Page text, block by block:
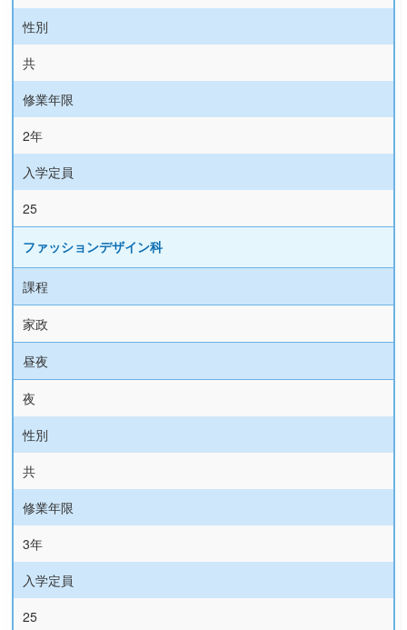
性別
共
修業年限
2年
入学定員
25
ファッションデザイン科
課程
家政
昼夜
夜
性別
共
修業年限
3年
入学定員
25